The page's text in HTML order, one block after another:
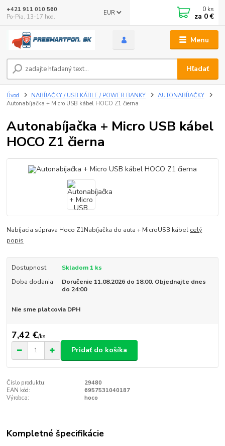
Menu
EUR
Hľadať
+421 911 010 560
Po-Pia, 13-17 hod.
0 ks
za 0 €
Úvod NABÍJAČKY / USB KÁBLE / POWER BANKY
AUTONABÍJAČKY
Autonabíjačka + Micro USB kábel HOCO Z1 čierna
Autonabíjačka + Micro USB kábel
HOCO Z1 čierna
Nabíjacia súprava Hoco Z1Nabíjačka do auta + MicroUSB kábel celý
popis
Dostupnosť
Skladom 1 ks
Doba dodania
Doručenie 11.08.2026 do 18:00. Objednajte dnes
do 24:00
Nie sme platcovia DPH
7,42 €/ks
Pridať do košíka
Číslo produktu:
29480
EAN kód:
6957531040187
Výrobca:
hoco
Kompletné špecifikácie